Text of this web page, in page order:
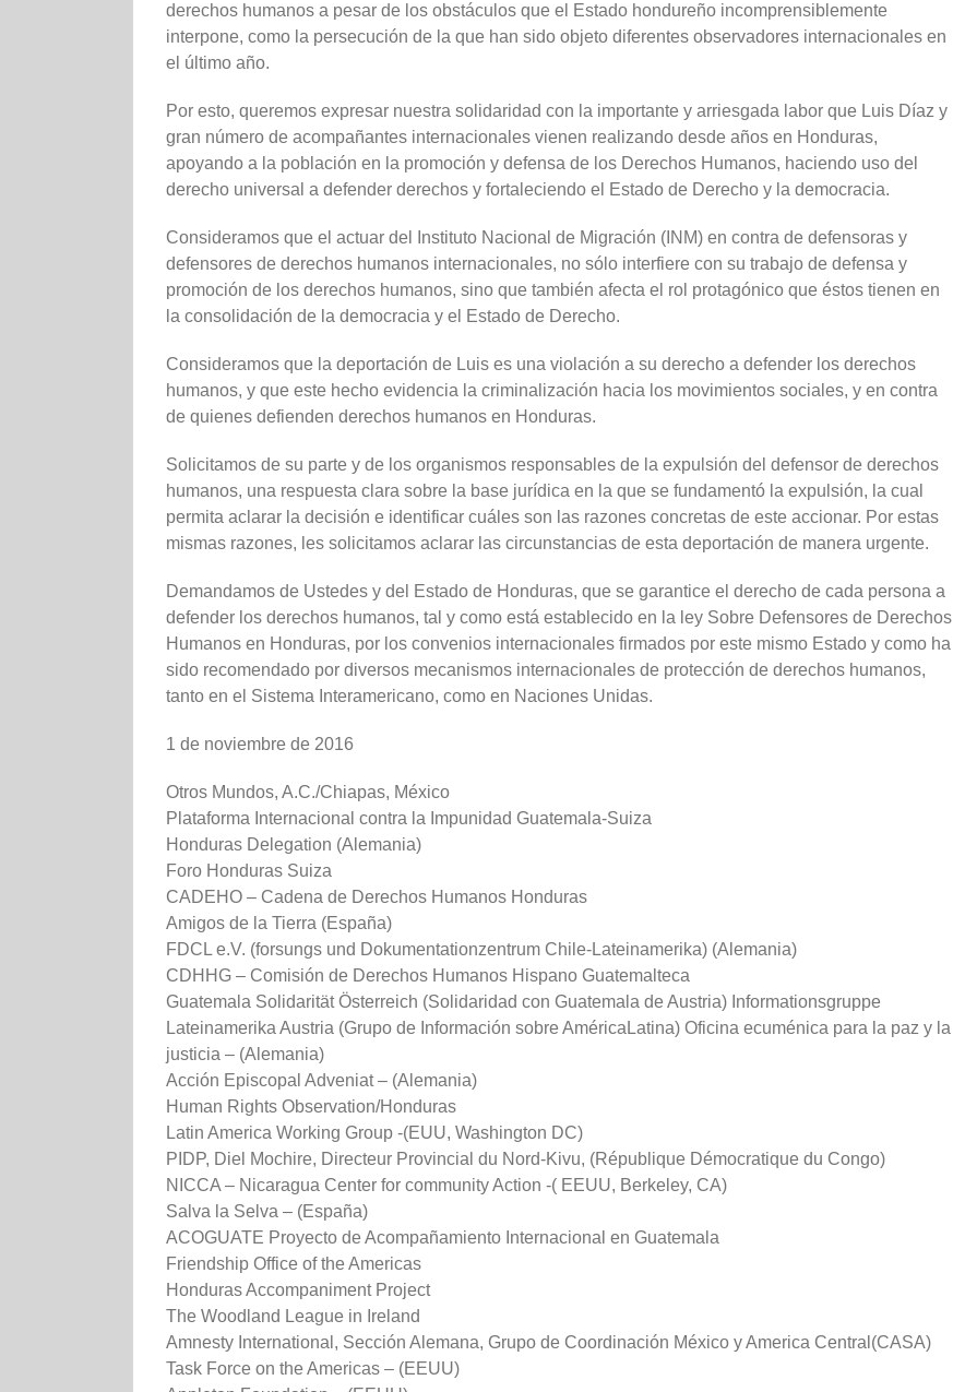
derechos humanos a pesar de los obstáculos que el Estado hondureño incomprensiblemente
interpone, como la persecución de la que han sido objeto diferentes observadores internacionales en
el último año.
Por esto, queremos expresar nuestra solidaridad con la importante y arriesgada labor que Luis Díaz y
gran número de acompañantes internacionales vienen realizando desde años en Honduras,
apoyando a la población en la promoción y defensa de los Derechos Humanos, haciendo uso del
derecho universal a defender derechos y fortaleciendo el Estado de Derecho y la democracia.
Consideramos que el actuar del Instituto Nacional de Migración (INM) en contra de defensoras y
defensores de derechos humanos internacionales, no sólo interfiere con su trabajo de defensa y
promoción de los derechos humanos, sino que también afecta el rol protagónico que éstos tienen en
la consolidación de la democracia y el Estado de Derecho.
Consideramos que la deportación de Luis es una violación a su derecho a defender los derechos
humanos, y que este hecho evidencia la criminalización hacia los movimientos sociales, y en contra
de quienes defienden derechos humanos en Honduras.
Solicitamos de su parte y de los organismos responsables de la expulsión del defensor de derechos
humanos, una respuesta clara sobre la base jurídica en la que se fundamentó la expulsión, la cual
permita aclarar la decisión e identificar cuáles son las razones concretas de este accionar. Por estas
mismas razones, les solicitamos aclarar las circunstancias de esta deportación de manera urgente.
Demandamos de Ustedes y del Estado de Honduras, que se garantice el derecho de cada persona a
defender los derechos humanos, tal y como está establecido en la ley Sobre Defensores de Derechos
Humanos en Honduras, por los convenios internacionales firmados por este mismo Estado y como ha
sido recomendado por diversos mecanismos internacionales de protección de derechos humanos,
tanto en el Sistema Interamericano, como en Naciones Unidas.
1 de noviembre de 2016
Otros Mundos, A.C./Chiapas, México
Plataforma Internacional contra la Impunidad Guatemala-Suiza
Honduras Delegation (Alemania)
Foro Honduras Suiza
CADEHO – Cadena de Derechos Humanos Honduras
Amigos de la Tierra (España)
FDCL e.V. (forsungs und Dokumentationzentrum Chile-Lateinamerika) (Alemania)
CDHHG – Comisión de Derechos Humanos Hispano Guatemalteca
Guatemala Solidarität Österreich (Solidaridad con Guatemala de Austria) Informationsgruppe
Lateinamerika Austria (Grupo de Información sobre AméricaLatina) Oficina ecuménica para la paz y la
justicia – (Alemania)
Acción Episcopal Adveniat – (Alemania)
Human Rights Observation/Honduras
Latin America Working Group -(EUU, Washington DC)
PIDP, Diel Mochire, Directeur Provincial du Nord-Kivu, (République Démocratique du Congo)
NICCA – Nicaragua Center for community Action -( EEUU, Berkeley, CA)
Salva la Selva – (España)
ACOGUATE Proyecto de Acompañamiento Internacional en Guatemala
Friendship Office of the Americas
Honduras Accompaniment Project
The Woodland League in Ireland
Amnesty International, Sección Alemana, Grupo de Coordinación México y America Central(CASA)
Task Force on the Americas – (EEUU)